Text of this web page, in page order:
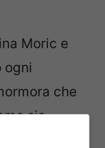
Moric e
ogni
che
sia
volta”, si